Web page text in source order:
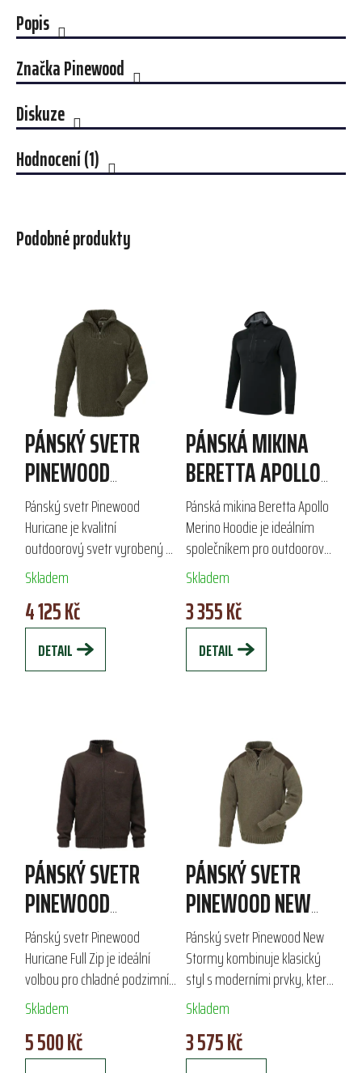
Popis
ZnačkaPinewood
Diskuze
Hodnocení (1)
Podobné produkty
PÁNSKÝ SVETR
PINEWOOD
HURICANE
Pánský svetr Pinewood
Huricane je kvalitní
outdoorový svetr vyrobený z
50 % vlny a 50 % acrylu, který
díky membráně zajišťuje
ochranu proti větru a vodě.
Ideální volba pro...
Skladem
4 125 Kč
DETAIL
PÁNSKÁ MIKINA
BERETTA APOLLO
MERINO HOODIE
Pánská mikina Beretta Apollo
Merino Hoodie je ideálním
společníkem pro outdoorové
aktivity v jarních a podzimních
měsících. Vyrobena z
oboustranné tkaniny, která
kombinuje...
Skladem
3 355 Kč
DETAIL
PÁNSKÝ SVETR
PINEWOOD
HURICANE FULL ZIP
Pánský svetr Pinewood
Huricane Full Zip je ideální
volbou pro chladné podzimní
a zimní dny. Vyroben z kvalitní
směsi 50 % vlny, 30 %
polyamidu a 21 % lnu,
poskytuje skvělou...
Skladem
5 500 Kč
PÁNSKÝ SVETR
PINEWOOD NEW
STORMY
Pánský svetr Pinewood New
Stormy kombinuje klasický
styl s moderními prvky, které
zajišťují efektivní ochranu před
větrem. Díky kvalitnímu
materiálu s 50 % vlny a 50 %
akrylu a...
Skladem
3 575 Kč